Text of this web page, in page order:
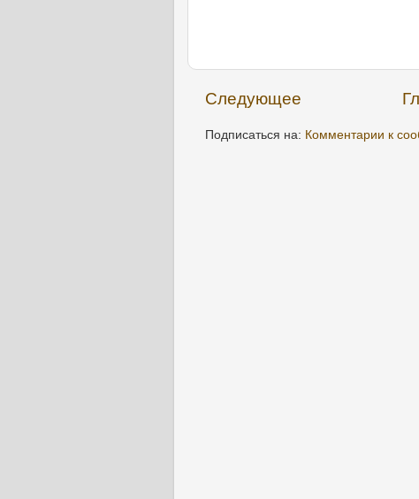
Следующее
Подписаться на: Комментарии к